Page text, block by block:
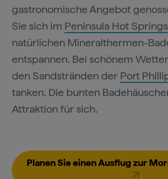
gastronomische Angebot
Sie sich im Peninsula Hot Springs
natürlichen Mineralthermen-
entspannen. Bei schönem
den Sandstränden der Port
tanken. Die bunten
Attraktion für sich.
Planen Sie einen Ausflug zur